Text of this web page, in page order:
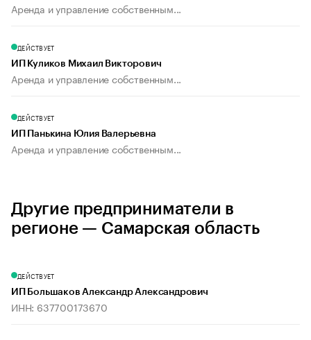
Аренда и управление собственным...
ДЕЙСТВУЕТ
ИП Куликов Михаил Викторович
Аренда и управление собственным...
ДЕЙСТВУЕТ
ИП Панькина Юлия Валерьевна
Аренда и управление собственным...
Другие предприниматели в
регионе — Самарская область
ДЕЙСТВУЕТ
ИП Большаков Александр Александрович
ИНН: 637700173670